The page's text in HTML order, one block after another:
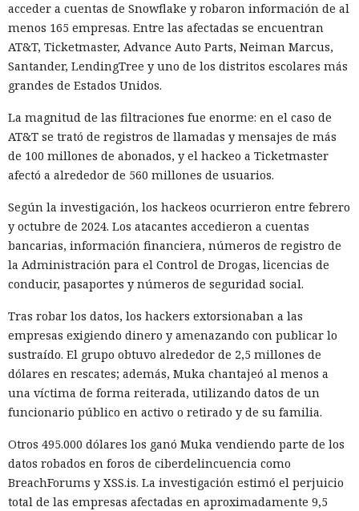
acceder a cuentas de Snowflake y robaron información de al
menos 165 empresas. Entre las afectadas se encuentran
AT&T, Ticketmaster, Advance Auto Parts, Neiman Marcus,
Santander, LendingTree y uno de los distritos escolares más
grandes de Estados Unidos.
La magnitud de las filtraciones fue enorme: en el caso de
AT&T se trató de registros de llamadas y mensajes de más
de 100 millones de abonados, y el hackeo a Ticketmaster
afectó a alrededor de 560 millones de usuarios.
Según la investigación, los hackeos ocurrieron entre febrero
y octubre de 2024. Los atacantes accedieron a cuentas
bancarias, información financiera, números de registro de
la Administración para el Control de Drogas, licencias de
conducir, pasaportes y números de seguridad social.
Tras robar los datos, los hackers extorsionaban a las
empresas exigiendo dinero y amenazando con publicar lo
sustraído. El grupo obtuvo alrededor de 2,5 millones de
dólares en rescates; además, Muka chantajeó al menos a
una víctima de forma reiterada, utilizando datos de un
funcionario público en activo o retirado y de su familia.
Otros 495.000 dólares los ganó Muka vendiendo parte de los
datos robados en foros de ciberdelincuencia como
BreachForums y XSS.is. La investigación estimó el perjuicio
total de las empresas afectadas en aproximadamente 9,5